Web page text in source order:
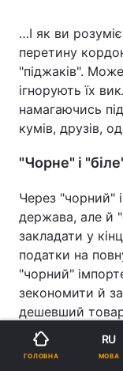
…І як ви
перетину
"піджаків".
ігнорують їх
намагаючись
кумів, друзів,
"Чорне" і
Через "чорний"
держава, але й
закладати у
податки на
"чорний"
зекономити й
дешевший
Олег Гетьман
на людей на
ГОЛОВНА
RU
МОВА